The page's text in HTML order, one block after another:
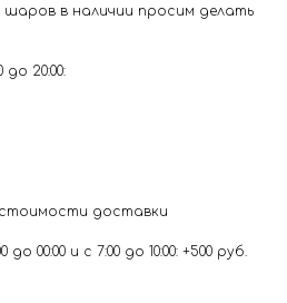
в наличии просим делать
20:00:
стоимости доставки
00:00 и с 7:00 до 10:00: +500 руб.